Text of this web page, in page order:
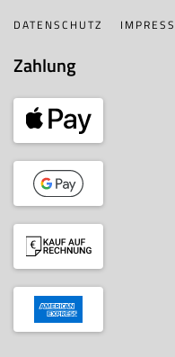
DATENSCHUTZ
Zahlung